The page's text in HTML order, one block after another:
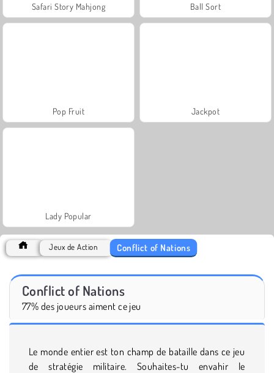
Safari Story Mahjong Ball Sort
Pop Fruit Jackpot
Lady Popular
Jeux de Action Conflict of Nations
Conflict of Nations
77% des joueurs aiment ce jeu
Le monde entier est ton champ de bataille dans ce jeu
de stratégie militaire. Souhaites-tu envahir le